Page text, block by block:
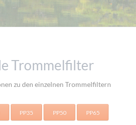
Trommelfilter
zu den einzelnen Trommelfiltern
PP35 PP50 PP65